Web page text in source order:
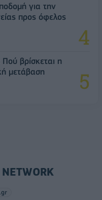
για την
προς όφελος
βρίσκεται η
μετάβαση